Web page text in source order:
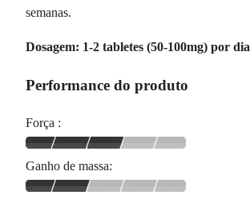
semanas.
Dosagem: 1-2 tabletes (50-100mg) por dia
Performance do produto
Força :
Ganho de massa: